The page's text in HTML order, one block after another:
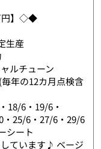
円】◇◆
生産
ルチューン
年の12カ月点検含
18/6・19/6・
25/6・27/6・29/6
シート
ています♪ ベージ